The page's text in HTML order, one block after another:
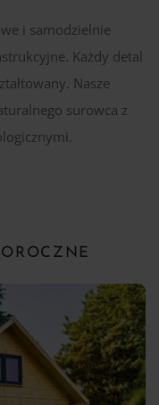
i samodzielnie
Każdy detal
Nasze
surowca z